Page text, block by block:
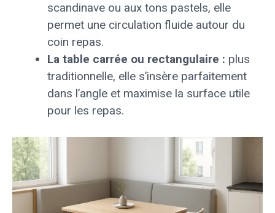
scandinave ou aux tons pastels, elle
permet une circulation fluide autour du
coin repas.
La table carrée ou rectangulaire : plus
traditionnelle, elle s’insère parfaitement
dans l’angle et maximise la surface utile
pour les repas.